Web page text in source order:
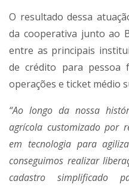
O resultado dessa
da cooperativa junto ao
entre as principais
de crédito para pessoa
operações e ticket médio
“Ao longo da nossa
agrícola customizado por
em tecnologia para
conseguimos realizar
cadastro simplificado